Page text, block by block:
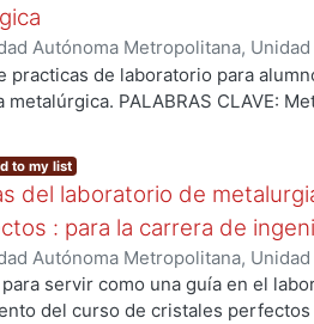
de los espesores de la diversas
como el cuerpo del terraplén,
Autónoma Metropolitana,
Ingeniería, Departamento de
practicas de laboratorio para
metalúrgica. PALABRAS CLAVE:
to my list
del laboratorio de
: para la carrera de
Autónoma Metropolitana,
Ingeniería, Departamento de
Mario Alberto;Gaona, Citlalli
servir como una guía en el
del curso de cristales